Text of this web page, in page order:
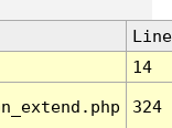
Line
14
324